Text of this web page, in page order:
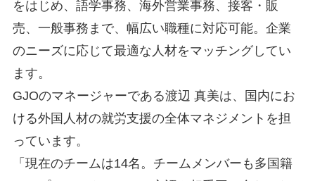
をはじめ、語学事務、海外営業事務、接客・販
売、一般事務まで、幅広い職種に対応可能。企業
のニーズに応じて最適な人材をマッチングしてい
ます。
GJOのマネージャーである渡辺 真美は、国内にお
ける外国人材の就労支援の全体マネジメントを担
っています。
「現在のチームは14名。チームメンバーも多国籍